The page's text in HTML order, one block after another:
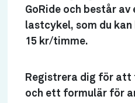
GoRide och består av
lastcykel, som du
15 kr/timme.
Registrera dig för
och ett formulär för